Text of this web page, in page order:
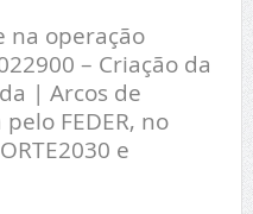
na operação
– Criação da
| Arcos de
FEDER, no
e